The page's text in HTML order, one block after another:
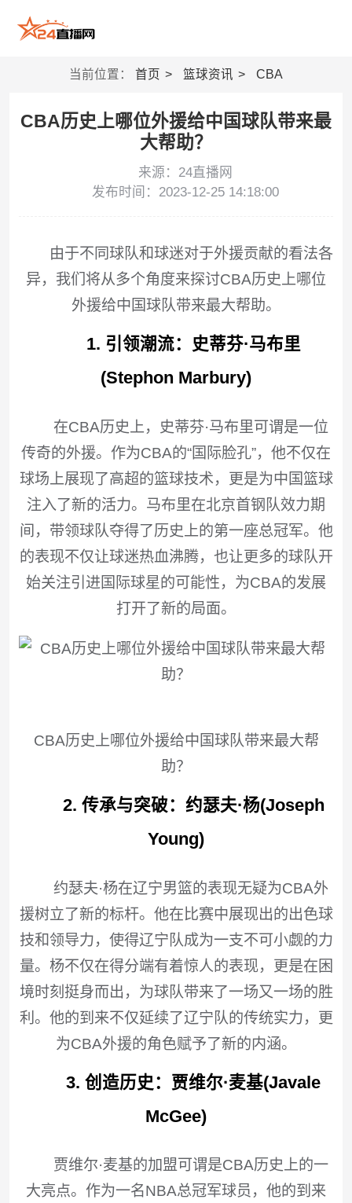
当前位置： 首页 篮球资讯 CBA
CBA历史上哪位外援给中国球队带来最
大帮助？
来源：24直播网
发布时间：2023-12-25 14:18:00
由于不同球队和球迷对于外援贡献的看法各
异，我们将从多个角度来探讨CBA历史上哪位
外援给中国球队带来最大帮助。
1. 引领潮流：史蒂芬·马布里
(Stephon Marbury)
在CBA历史上，史蒂芬·马布里可谓是一位
传奇的外援。作为CBA的“国际脸孔”，他不仅在
球场上展现了高超的篮球技术，更是为中国篮球
注入了新的活力。马布里在北京首钢队效力期
间，带领球队夺得了历史上的第一座总冠军。他
的表现不仅让球迷热血沸腾，也让更多的球队开
始关注引进国际球星的可能性，为CBA的发展
打开了新的局面。
CBA历史上哪位外援给中国球队带来最大帮
助？
2. 传承与突破：约瑟夫·杨(Joseph
Young)
约瑟夫·杨在辽宁男篮的表现无疑为CBA外
援树立了新的标杆。他在比赛中展现出的出色球
技和领导力，使得辽宁队成为一支不可小觑的力
量。杨不仅在得分端有着惊人的表现，更是在困
境时刻挺身而出，为球队带来了一场又一场的胜
利。他的到来不仅延续了辽宁队的传统实力，更
为CBA外援的角色赋予了新的内涵。
3. 创造历史：贾维尔·麦基(Javale
McGee)
贾维尔·麦基的加盟可谓是CBA历史上的一
大亮点。作为一名NBA总冠军球员，他的到来